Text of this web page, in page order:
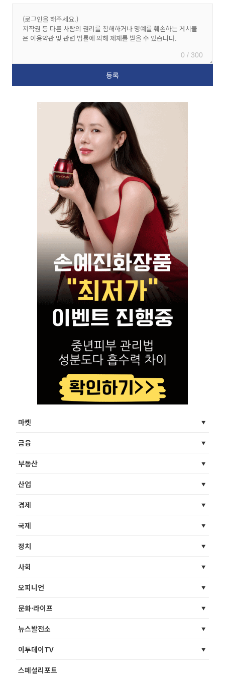
0 / 300
마켓
금융
부동산
산업
경제
국제
정치
사회
오피니언
문화·라이프
뉴스발전소
이투데이TV
스페셜리포트